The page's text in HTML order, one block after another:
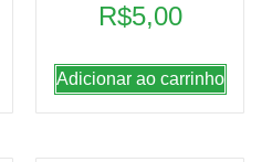
R$5,00
Adicionar ao carrinho